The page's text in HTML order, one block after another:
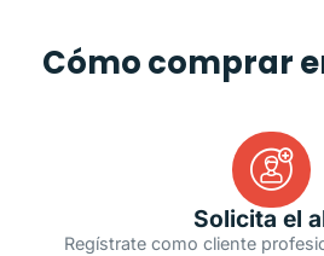
Cómo comprar
Solicita el
Regístrate como cliente